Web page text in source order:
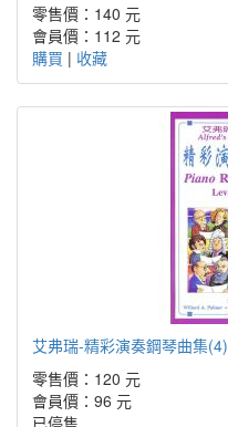
零售價：140 元
會員價：112 元
購買 | 收藏
艾弗瑞-精彩演奏鋼琴曲集(4)
零售價：120 元
會員價：96 元
已停售